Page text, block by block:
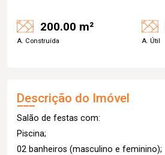
200.00 m²
A. Construída A. Útil
Descrição do Imóvel
Salão de festas com:
Piscina;
02 banheiros (masculino e feminino);